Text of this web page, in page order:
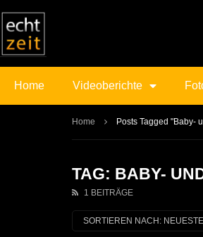
Home Videoberichte
Home Posts Tagged "Baby-
TAG: BABY-
1 BEITRÄGE
SORTIEREN NACH: NEUESTE